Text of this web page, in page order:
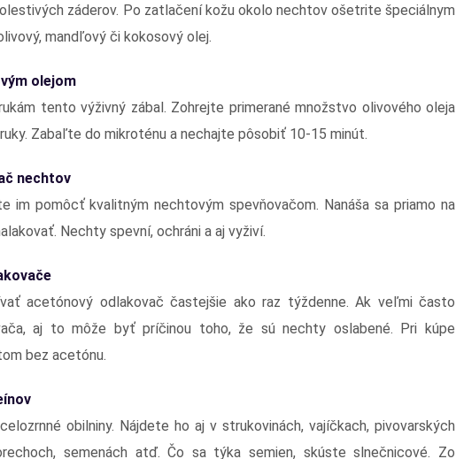
záderov. Po zatlačení kožu okolo nechtov ošetrite špeciálnym
mandľový či kokosový olej.
olejom
tento výživný zábal. Zohrejte primerané množstvo olivového oleja
Zabaľte do mikroténu a nechajte pôsobiť 10-15 minút.
nechtov
im pomôcť kvalitným nechtovým spevňovačom. Nanáša sa priamo na
Nechty spevní, ochráni a aj vyživí.
acetónový odlakovač častejšie ako raz týždenne. Ak veľmi často
aj to môže byť príčinou toho, že sú nechty oslabené. Pri kúpe
bez acetónu.
obilniny. Nájdete ho aj v strukovinách, vajíčkach, pivovarských
semenách atď. Čo sa týka semien, skúste slnečnicové. Zo